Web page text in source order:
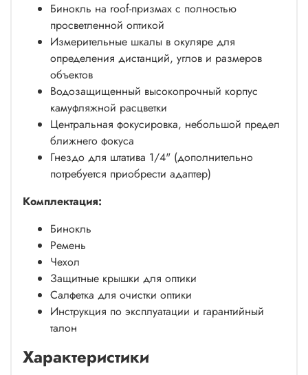
Бинокль на roof-призмах с полностью
просветленной оптикой
Измерительные шкалы в окуляре для
определения дистанций, углов и размеров
объектов
Водозащищенный высокопрочный корпус
камуфляжной расцветки
Центральная фокусировка, небольшой предел
ближнего фокуса
Гнездо для штатива 1/4" (дополнительно
потребуется приобрести адаптер)
Комплектация:
Бинокль
Ремень
Чехол
Защитные крышки для оптики
Салфетка для очистки оптики
Инструкция по эксплуатации и гарантийный
талон
Характеристики